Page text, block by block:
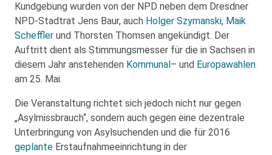
Kundgebung wurden von der NPD neben dem Dresdner
NPD-Stadtrat Jens Baur, auch Holger Szymanski, Maik
Scheffler und Thorsten Thomsen angekündigt. Der
Auftritt dient als Stimmungsmesser für die in Sachsen in
diesem Jahr anstehenden Kommunal– und Europawahlen
am 25. Mai.
Die Veranstaltung richtet sich jedoch nicht nur gegen
„Asylmissbrauch“, sondern auch gegen eine dezentrale
Unterbringung von Asylsuchenden und die für 2016
geplante Erstaufnahmeeinrichtung in der